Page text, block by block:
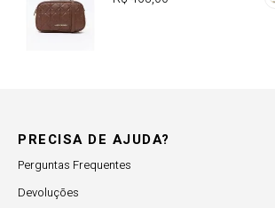
PRECISA DE AJUDA?
Perguntas Frequentes
Devoluções